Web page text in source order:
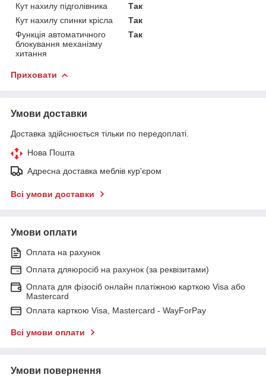
Кут нахилу підголівника
Так
Кут нахилу спинки крісла
Так
Функція автоматичного
блокування механізму
хитання
Так
Приховати
Умови доставки
Доставка здійснюється тільки по передоплаті.
Нова Пошта
Адресна доставка меблів кур'єром
Всі умови доставки
Умови оплати
Оплата на рахунок
Оплата дляюросіб на рахунок (за реквізитами)
Оплата для фізосіб онлайн платіжною карткою Visa або
Mastercard
Оплата карткою Visa, Mastercard - WayForPay
Всі умови оплати
Умови повернення